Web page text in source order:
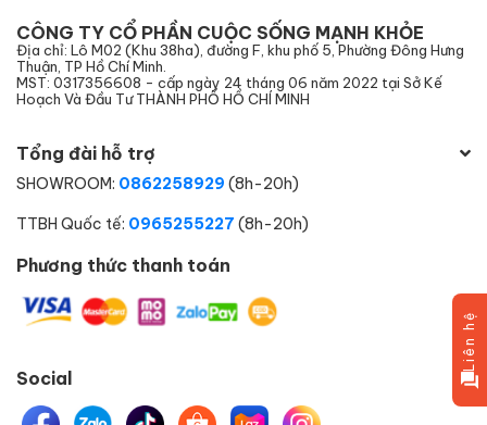
CÔNG TY CỔ PHẦN CUỘC SỐNG MẠNH KHỎE
Địa chỉ: Lô M02 (Khu 38ha), đường F, khu phố 5, Phường Đông Hưng
Thuận, TP Hồ Chí Minh.
MST: 0317356608 - cấp ngày 24 tháng 06 năm 2022 tại Sở Kế
Hoạch Và Đầu Tư THÀNH PHỐ HỒ CHÍ MINH
Tổng đài hỗ trợ
SHOWROOM: 0862258929 (8h-20h)
TTBH Quốc tế: 0965255227 (8h-20h)
Phương thức thanh toán
Social
Liên hệ